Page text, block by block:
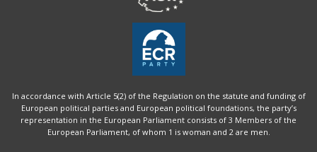
In accordance with Article 5(2) of the Regulation on the statute and funding of
European political parties and European political foundations, the party’s
representation in the European Parliament consists of 3 Members of the
European Parliament, of whom 1 is woman and 2 are men.